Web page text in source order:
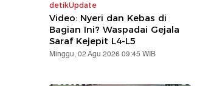
detikUpdate
Video: Nyeri dan Kebas di
Bagian Ini? Waspadai Gejala
Saraf Kejepit L4-L5
Minggu, 02 Agu 2026 09:45 WIB